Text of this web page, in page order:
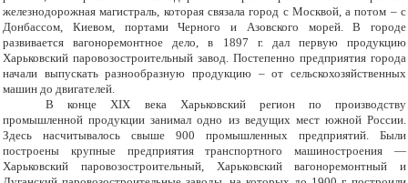
железнодорожная магистраль, которая связала город с Москвой, а потом – с
Донбассом, Киевом, портами Черного и Азовского морей. В городе
развивается вагоноремонтное дело, в 1897 г. дал первую продукцию
Харьковский паровозостроительный завод. Постепенно предприятия города
начали выпускать разнообразную продукцию – от сельскохозяйственных
машин до двигателей.
В конце XIX века Харьковский регион по производству
промышленной продукции занимал одно из ведущих мест южной России.
Здесь насчитывалось свыше 900 промышленных предприятий. Были
построены крупные предприятия транспортного машиностроения —
Харьковский паровозостроительный, Харьковский вагоноремонтный и